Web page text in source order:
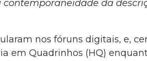
contemporaneidade da
nos fóruns digitais, e,
em Quadrinhos (HQ)